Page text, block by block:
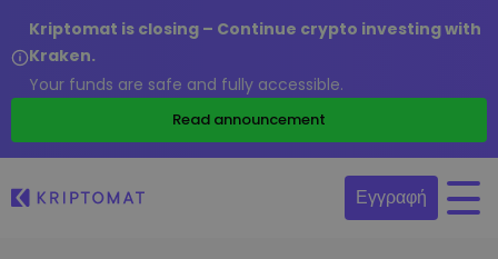
Kriptomat is closing – Continue crypto investing with
Kraken.
Your funds are safe and fully accessible.
Read announcement
Εγγραφή